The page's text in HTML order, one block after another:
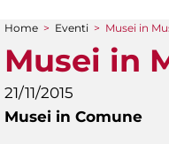
Tu sei qui
Home > Eventi > Musei in
Musei in
21/11/2015
Musei in Comune